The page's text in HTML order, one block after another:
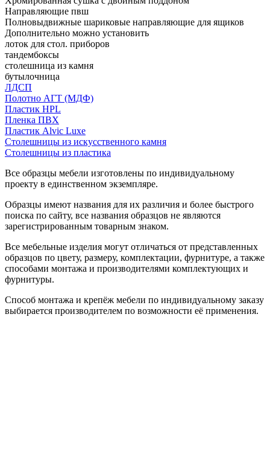
Направляющие пвш
Полновыдвижные шариковые направляющие для ящиков
Дополнительно можно установить
лоток для стол. приборов
тандембоксы
столешница из камня
бутылочница
ЛДСП
Полотно АГТ (МДФ)
Пластик HPL
Пленка ПВХ
Пластик Alvic Luxe
Столешницы из искусственного камня
Столешницы из пластика
Все образцы мебели изготовлены по индивидуальному
проекту в единственном экземпляре.
Образцы имеют названия для их различия и более быстрого
поиска по сайту, все названия образцов не являются
зарегистрированным товарным знаком.
Все мебельные изделия могут отличаться от представленных
образцов по цвету, размеру, комплектации, фурнитуре, а также
способами монтажа и производителями комплектующих и
фурнитуры.
Способ монтажа и крепёж мебели по индивидуальному заказу
выбирается производителем по возможности её применения.